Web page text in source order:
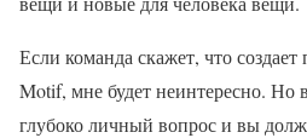
Если команда скажет, что
Motif, мне будет неинтересно. Но
глубоко личный вопрос и вы